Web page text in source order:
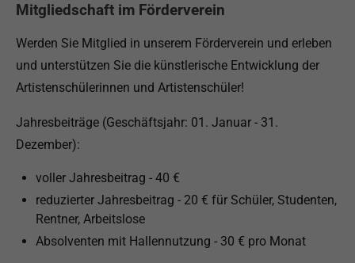
Mitgliedschaft im Förderverein
Werden Sie Mitglied in unserem Förderverein und erleben
und unterstützen Sie die künstlerische Entwicklung der
Artistenschülerinnen und Artistenschüler!
Jahresbeiträge (Geschäftsjahr: 01. Januar - 31.
Dezember):
voller Jahresbeitrag - 40 €
reduzierter Jahresbeitrag - 20 € für Schüler, Studenten,
Rentner, Arbeitslose
Absolventen mit Hallennutzung - 30 € pro Monat